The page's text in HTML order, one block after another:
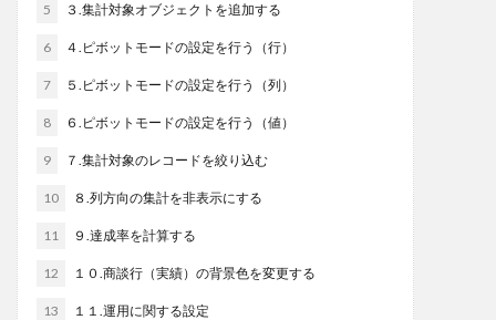
5 ３.集計対象オブジェクトを追加する
6 ４.ピボットモードの設定を行う（行）
7 ５.ピボットモードの設定を行う（列）
8 ６.ピボットモードの設定を行う（値）
9 ７.集計対象のレコードを絞り込む
10 ８.列方向の集計を非表示にする
11 ９.達成率を計算する
12 １０.商談行（実績）の背景色を変更する
13 １１.運用に関する設定